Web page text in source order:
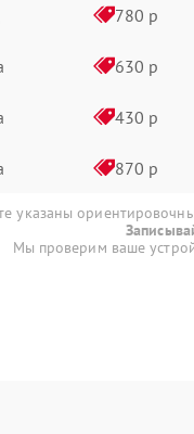
780 р
630 р
430 р
870 р
указаны
Мы проверим ваше